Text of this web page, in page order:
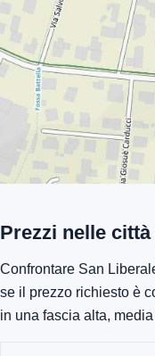
Prezzi nelle
Confrontare San
se il prezzo richiesto è
in una fascia alta,